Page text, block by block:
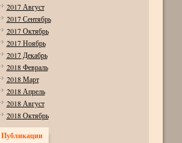
2017 Август
2017 Сентябрь
2017 Октябрь
2017 Ноябрь
2017 Декабрь
2018 Февраль
2018 Март
2018 Апрель
2018 Август
2018 Октябрь
Публикации